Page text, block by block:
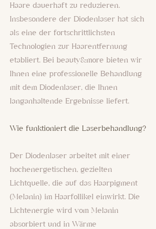
Haare dauerhaft zu reduzieren.
Insbesondere der Diodenlaser hat sich
als eine der fortschrittlichsten
Technologien zur Haarentfernung
etabliert. Bei beauty&more bieten wir
Ihnen eine professionelle Behandlung
mit dem Diodenlaser, die Ihnen
langanhaltende Ergebnisse liefert.
Wie funktioniert die Laserbehandlung?
Der Diodenlaser arbeitet mit einer
hochenergetischen, gezielten
Lichtquelle, die auf das Haarpigment
(Melanin) im Haarfollikel einwirkt. Die
Lichtenergie wird vom Melanin
absorbiert und in Wärme